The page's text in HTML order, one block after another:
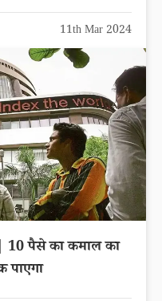
11th Mar 2024
10 पैसे का कमाल का
पाएगा